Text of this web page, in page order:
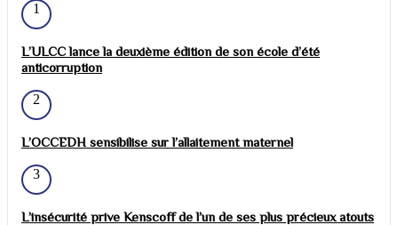
1
L’ULCC lance la deuxième édition de son école d’été
anticorruption
2
L’OCCEDH sensibilise sur l’allaitement maternel
3
L’insécurité prive Kenscoff de l’un de ses plus précieux atouts